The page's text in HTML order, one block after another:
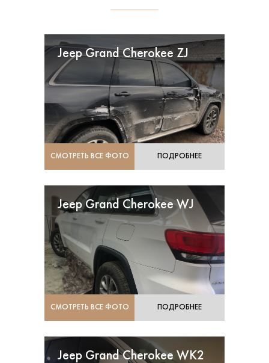
Jeep Grand Cherokee ZJ
СМОТРЕТЬ ВСЕ ФОТО ПОДРОБНЕЕ
Jeep Grand Cherokee WJ
СМОТРЕТЬ ВСЕ ФОТО ПОДРОБНЕЕ
Jeep Grand Cherokee WK2